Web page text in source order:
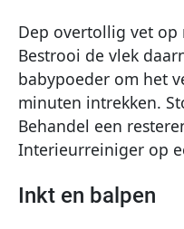
Dep overtollig vet op
Bestrooi de vlek
babypoeder om het
minuten intrekken.
Behandel een
Interieurreiniger op
Inkt en balpen